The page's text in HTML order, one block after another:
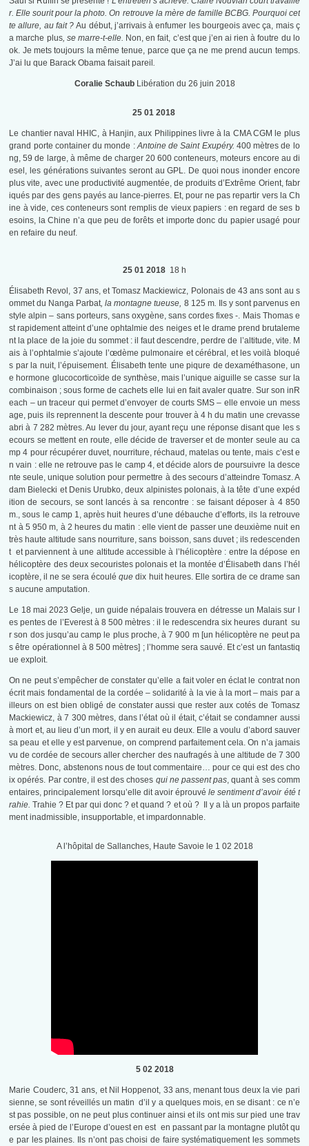
r. Elle sourit pour la photo. On retrouve la mère de famille BCBG. Pourquoi cet
te allure, au fait ?Au début, j’arrivais à enfumer les bourgeois avec ça, mais ç
a marche plus, se marre-t-elle. Non, en fait, c’est que j’en ai rien à foutre du lo
ok. Je mets toujours la même tenue, parce que ça ne me prend aucun temps.
J’ai lu que Barack Obama faisait pareil.
Coralie Schaub Libération du 26 juin 2018
25 01 2018
Le chantier naval HHIC, à Hanjin, aux Philippines livre à la CMA CGM le plus
grand porte container du monde :Antoine de Saint Exupéry. 400 mètres de lo
ng, 59 de large, à même de charger 20 600 conteneurs, moteurs encore au di
esel, les générations suivantes seront au GPL. De quoi nous inonder encore
plus vite, avec une productivité augmentée, de produits d’Extrême Orient, fabr
iqués par des gens payés au lance-pierres. Et, pour ne pas repartir vers la Ch
ine à vide, ces conteneurs sont remplis de vieux papiers : en regard de ses b
esoins, la Chine n’a que peu de forêts et importe donc du papier usagé pour
en refaire du neuf.
25 01 2018 18 h
Élisabeth Revol, 37 ans, et Tomasz Mackiewicz, Polonais de 43 ans sont au s
ommet du Nanga Parbat, la montagne tueuse, 8 125 m. Ils y sont parvenus en
style alpin – sans porteurs, sans oxygène, sans cordes fixes -. Mais Thomas e
st rapidement atteint d’une ophtalmie des neiges et le drame prend brutaleme
nt la place de la joie du sommet : il faut descendre, perdre de l’altitude, vite. M
ais à l’ophtalmie s’ajoute l’œdème pulmonaire et cérébral, et les voilà bloqué
s par la nuit, l’épuisement. Élisabeth tente une piqure de dexaméthasone, un
e hormone glucocorticoïde de synthèse, mais l’unique aiguille se casse sur la
combinaison ; sous forme de cachets elle lui en fait avaler quatre. Sur son inR
each – un traceur qui permet d’envoyer de courts SMS – elle envoie un mess
age, puis ils reprennent la descente pour trouver à 4 h du matin une crevasse
abri à 7 282 mètres. Au lever du jour, ayant reçu une réponse disant que les s
ecours se mettent en route, elle décide de traverser et de monter seule au ca
mp 4 pour récupérer duvet, nourriture, réchaud, matelas ou tente, mais c’est e
n vain : elle ne retrouve pas le camp 4, et décide alors de poursuivre la desce
nte seule, unique solution pour permettre à des secours d’atteindre Tomasz. A
dam Bielecki et Denis Urubko, deux alpinistes polonais, à la tête d’une expéd
ition de secours, se sont lancés à sa rencontre : se faisant déposer à 4 850
m., sous le camp 1, après huit heures d’une débauche d’efforts, ils la retrouve
nt à 5 950 m, à 2 heures du matin : elle vient de passer une deuxième nuit en
très haute altitude sans nourriture, sans boisson, sans duvet ; ils redescenden
t et parviennent à une altitude accessible à l’hélicoptère : entre la dépose en
hélicoptère des deux secouristes polonais et la montée d’Élisabeth dans l’hél
icoptère, il ne se sera écouléquedix huit heures. Elle sortira de ce drame san
s aucune amputation.
Le 18 mai 2023 Gelje, un guide népalais trouvera en détresse un Malais sur l
es pentes de l’Everest à 8 500 mètres : il le redescendra six heures durant su
r son dos jusqu’au camp le plus proche, à 7 900 m [un hélicoptère ne peut pa
s être opérationnel à 8 500 mètres] ; l’homme sera sauvé. Et c’est un fantastiq
ue exploit.
On ne peut s’empêcher de constater qu’elle a fait voler en éclat le contrat non
écrit mais fondamental de la cordée – solidarité à la vie à la mort – mais par a
illeurs on est bien obligé de constater aussi que rester aux cotés de Tomasz
Mackiewicz, à 7 300 mètres, dans l’état où il était, c’était se condamner aussi
à mort et, au lieu d’un mort, il y en aurait eu deux. Elle a voulu d’abord sauver
sa peau et elle y est parvenue, on comprend parfaitement cela. On n’a jamais
vu de cordée de secours aller chercher des naufragés à une altitude de 7 300
mètres. Donc, abstenons nous de tout commentaire… pour ce qui est des cho
ix opérés. Par contre, il est des choses qui ne passent pas, quant à ses comm
entaires, principalement lorsqu’elle dit avoir éprouvéle sentiment d’avoir été t
rahie.Trahie ? Et par qui donc ? et quand ? et où ? Il y a là un propos parfaite
ment inadmissible, insupportable, et impardonnable.
A l’hôpital de Sallanches, Haute Savoie le 1 02 2018
5 02 2018
Marie Couderc, 31 ans, et Nil Hoppenot, 33 ans, menant tous deux la vie pari
sienne, se sont réveillés un matin d’il y a quelques mois, en se disant : ce n’e
st pas possible, on ne peut plus continuer ainsi et ils ont mis sur pied une trav
ersée à pied de l’Europe d’ouest en est en passant par la montagne plutôt qu
e par les plaines. Ils n’ont pas choisi de faire systématiquement les sommets